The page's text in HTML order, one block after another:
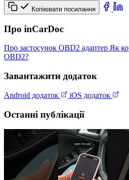
Копіювати посилання
Про inCarDoc
Про застосунок OBD2 адаптер Як
OBD2?
Завантажити додаток
Android додаток iOS додаток
Останні публікації